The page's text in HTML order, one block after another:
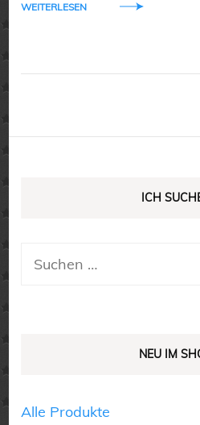
WEITERLESEN
ICH
Suchen
NEU IM
Alle Produkte